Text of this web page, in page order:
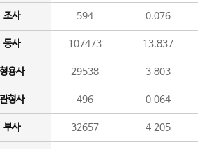
조사 594 0.076
동사 107473 13.837
용사 29538 3.803
형사 496 0.064
부사 32657 4.205